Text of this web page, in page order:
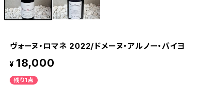
ヴォーヌ・ロマネ 2022/ドメーヌ・アルノー・バイヨ
¥ 18,000
残り1点